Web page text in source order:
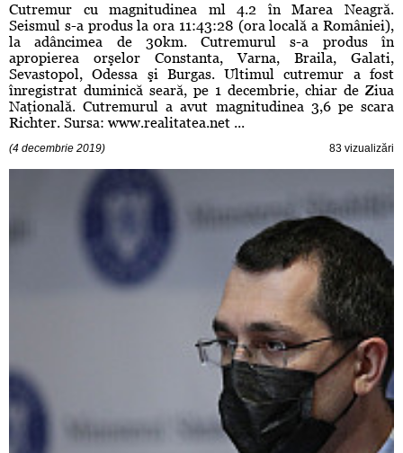
Cutremur cu magnitudinea ml 4.2 în Marea Neagră.
Seismul s-a produs la ora 11:43:28 (ora locală a României),
la adâncimea de 30km. Cutremurul s-a produs în
apropierea orşelor Constanta, Varna, Braila, Galati,
Sevastopol, Odessa şi Burgas. Ultimul cutremur a fost
înregistrat duminică seară, pe 1 decembrie, chiar de Ziua
Naţională. Cutremurul a avut magnitudinea 3,6 pe scara
Richter. Sursa: www.realitatea.net ...
(4 decembrie 2019) 83 vizualizări